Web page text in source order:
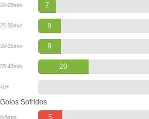
20-25min 7
25-30min 9
30-35min 9
35-40min 20
40+
Golos Sofridos
0-5min 5